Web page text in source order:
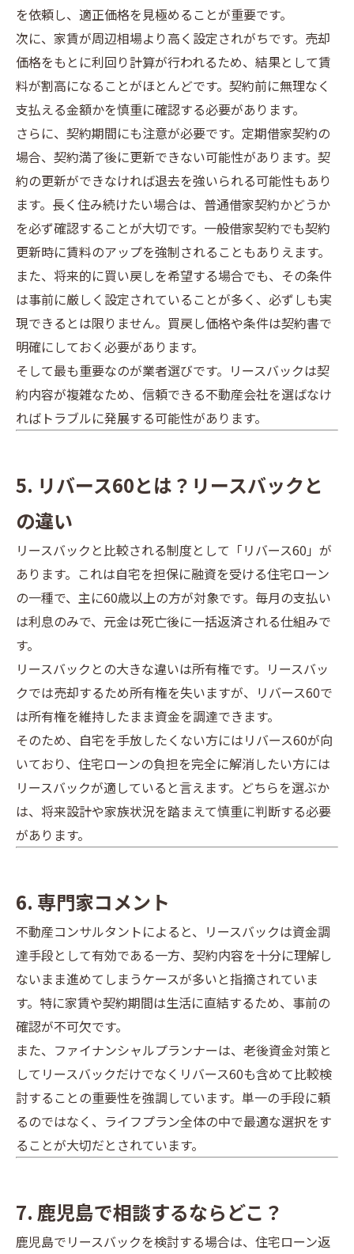
を依頼し、適正価格を見極めることが重要です。
次に、家賃が周辺相場より高く設定されがちです。売却
価格をもとに利回り計算が行われるため、結果として賃
料が割高になることがほとんどです。契約前に無理なく
支払える金額かを慎重に確認する必要があります。
さらに、契約期間にも注意が必要です。定期借家契約の
場合、契約満了後に更新できない可能性があります。契
約の更新ができなければ退去を強いられる可能性もあり
ます。長く住み続けたい場合は、普通借家契約かどうか
を必ず確認することが大切です。一般借家契約でも契約
更新時に賃料のアップを強制されることもありえます。
また、将来的に買い戻しを希望する場合でも、その条件
は事前に厳しく設定されていることが多く、必ずしも実
現できるとは限りません。買戻し価格や条件は契約書で
明確にしておく必要があります。
そして最も重要なのが業者選びです。リースバックは契
約内容が複雑なため、信頼できる不動産会社を選ばなけ
ればトラブルに発展する可能性があります。
5. リバース60とは？リースバックと
の違い
リースバックと比較される制度として「リバース60」が
あります。これは自宅を担保に融資を受ける住宅ローン
の一種で、主に60歳以上の方が対象です。毎月の支払い
は利息のみで、元金は死亡後に一括返済される仕組みで
す。
リースバックとの大きな違いは所有権です。リースバッ
クでは売却するため所有権を失いますが、リバース60で
は所有権を維持したまま資金を調達できます。
そのため、自宅を手放したくない方にはリバース60が向
いており、住宅ローンの負担を完全に解消したい方には
リースバックが適していると言えます。どちらを選ぶか
は、将来設計や家族状況を踏まえて慎重に判断する必要
があります。
6. 専門家コメント
不動産コンサルタントによると、リースバックは資金調
達手段として有効である一方、契約内容を十分に理解し
ないまま進めてしまうケースが多いと指摘されていま
す。特に家賃や契約期間は生活に直結するため、事前の
確認が不可欠です。
また、ファイナンシャルプランナーは、老後資金対策と
してリースバックだけでなくリバース60も含めて比較検
討することの重要性を強調しています。単一の手段に頼
るのではなく、ライフプラン全体の中で最適な選択をす
ることが大切だとされています。
7. 鹿児島で相談するならどこ？
鹿児島でリースバックを検討する場合は、住宅ローン返